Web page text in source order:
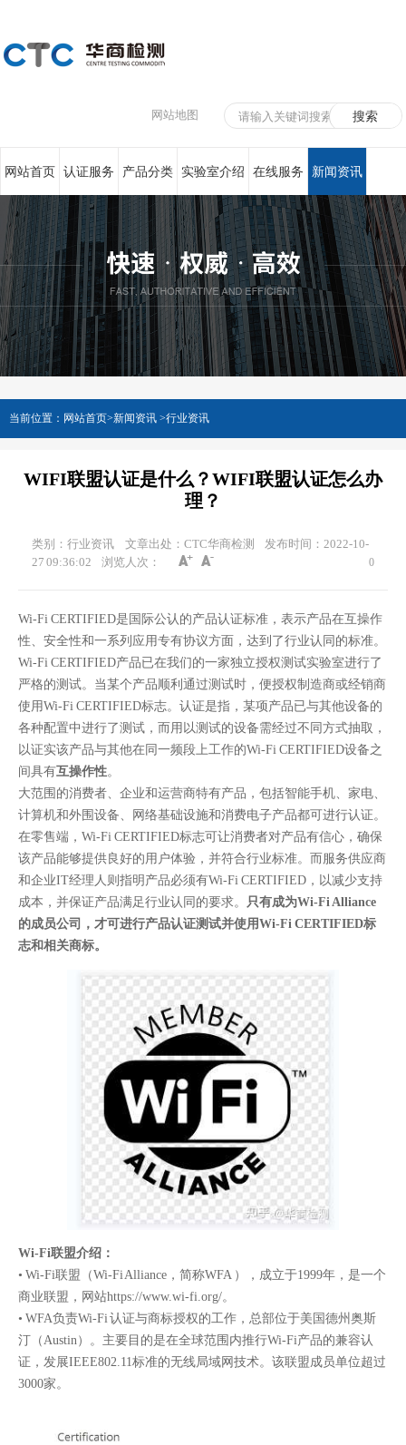
网站地图
网站首页 认证服务 产品分类 实验室介绍 在线服务 新闻资讯
联系我们
当前位置： 网站首页>新闻资讯 >行业资讯
WIFI联盟认证是什么？WIFI联盟认证怎么办
理？
类别：行业资讯 文章出处：CTC华商检测
发布时间：2022-10-
27 09:36:02
浏览人次： 0
Wi-Fi CERTIFIED是国际公认的产品认证标准，表示产品在互操作
性、安全性和一系列应用专有协议方面，达到了行业认同的标准。
Wi-Fi CERTIFIED产品已在我们的一家独立授权测试实验室进行了
严格的测试。当某个产品顺利通过测试时，便授权制造商或经销商
使用Wi-Fi CERTIFIED标志。认证是指，某项产品已与其他设备的
各种配置中进行了测试，而用以测试的设备需经过不同方式抽取，
以证实该产品与其他在同一频段上工作的Wi-Fi CERTIFIED设备之
间具有互操作性。
大范围的消费者、企业和运营商特有产品，包括智能手机、家电、
计算机和外围设备、网络基础设施和消费电子产品都可进行认证。
在零售端，Wi-Fi CERTIFIED标志可让消费者对产品有信心，确保
该产品能够提供良好的用户体验，并符合行业标准。而服务供应商
和企业IT经理人则指明产品必须有Wi-Fi CERTIFIED，以减少支持
成本，并保证产品满足行业认同的要求。 只有成为Wi-Fi Alliance
的成员公司，才可进行产品认证测试并使用Wi-Fi CERTIFIED标
志和相关商标。
​Wi-Fi联盟介绍：
• Wi-Fi联盟（Wi-Fi Alliance，简称WFA ），成立于1999年，是一个
商业联盟，网站https://www. wi-fi.org/。
• WFA负责Wi-Fi 认证与商标授权的工作，总部位于美国德州奥斯
汀（Austin）。主要目的是在全球范围内推行Wi-Fi产品的兼容认
证，发展IEEE802.11标准的无线局域网技术。该联盟成员单位超过
3000家。